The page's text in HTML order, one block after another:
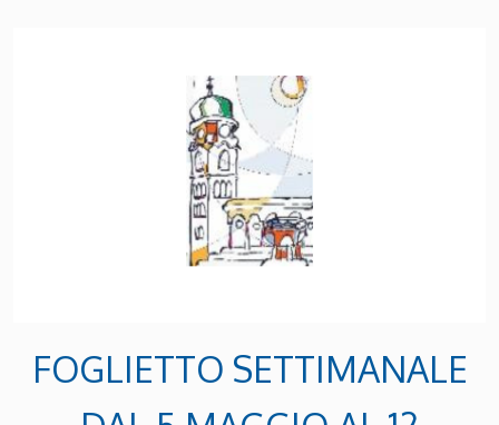
FOGLIETTO SETTIMANALE